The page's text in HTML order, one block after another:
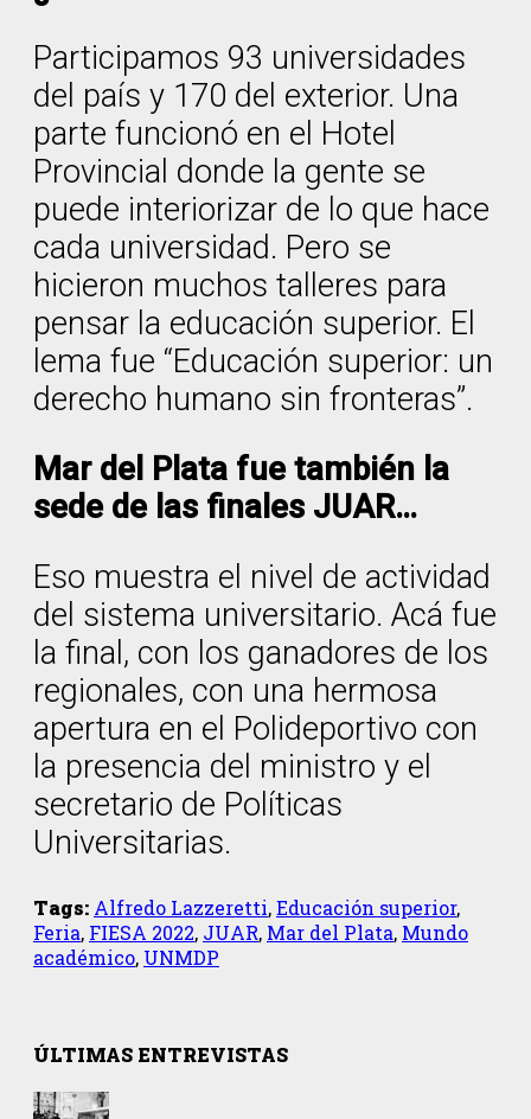
Participamos 93 universidades
del país y 170 del exterior. Una
parte funcionó en el Hotel
Provincial donde la gente se
puede interiorizar de lo que hace
cada universidad. Pero se
hicieron muchos talleres para
pensar la educación superior. El
lema fue “Educación superior: un
derecho humano sin fronteras”.
Mar del Plata fue también la
sede de las finales JUAR…
Eso muestra el nivel de actividad
del sistema universitario. Acá fue
la final, con los ganadores de los
regionales, con una hermosa
apertura en el Polideportivo con
la presencia del ministro y el
secretario de Políticas
Universitarias.
Tags: Alfredo Lazzeretti,Educación superior,
Feria, FIESA 2022, JUAR, Mar del Plata, Mundo
académico, UNMDP
ÚLTIMAS ENTREVISTAS